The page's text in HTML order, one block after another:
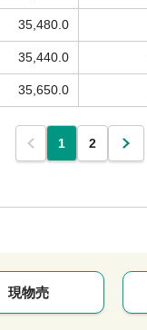
35,480.0
35,440.0
35,650.0
1 2
現物売